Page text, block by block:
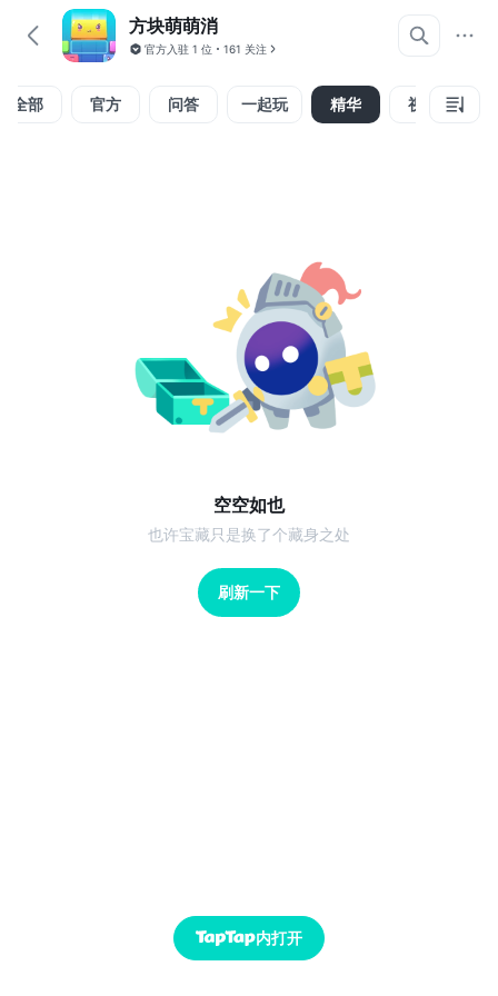
方块萌萌消
官方入驻 1 位 161 关注
全部 官方 问答 一起玩 精华 视频
空空如也
也许宝藏只是换了个藏身之处
刷新一下
内打开